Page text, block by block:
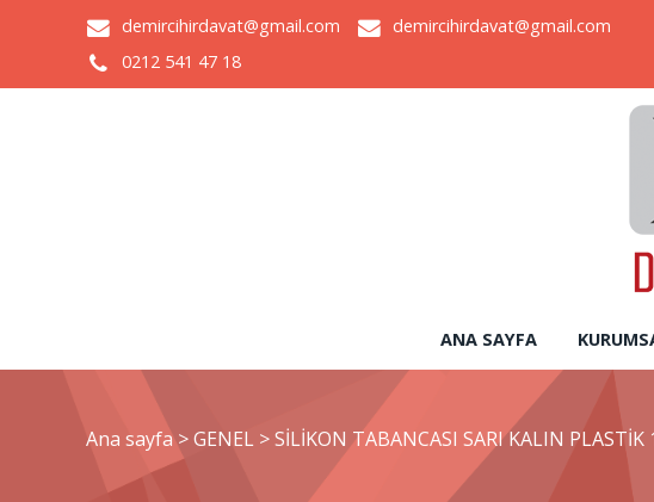
demircihirdavat@gmail.com
demircihirdavat@gmail.com
0212 541 47 18
ANA SAYFA
Ana sayfa >GENEL >SİLİKON TABANCASI SARI KALIN PLASTİK